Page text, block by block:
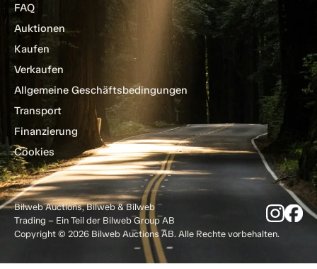
FAQ
Auktionen
Kaufen
Verkaufen
Allgemeine Geschäftsbedingungen
Transport
Finanzierung
Cookies
Bilweb Auctions, Bilweb & Bilweb
Trading – Ein Teil der Bilweb Group AB
Copyright © 2026 Bilweb Auctions AB. Alle Rechte vorbehalten.